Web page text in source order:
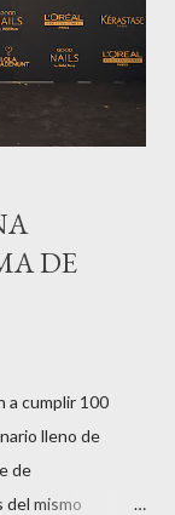
DE
a cumplir 100
lleno de
de
del mismo